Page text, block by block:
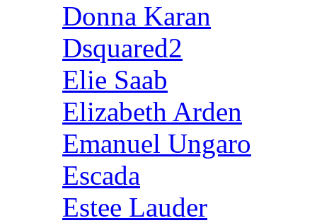
Donna Karan
Dsquared2
Elie Saab
Elizabeth Arden
Emanuel Ungaro
Escada
Estee Lauder